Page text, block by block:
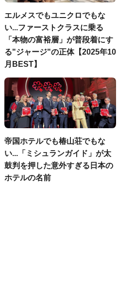
エルメスでもユニクロでもな
い...ファーストクラスに乗る
「本物の富裕層」が普段着にす
る"ジャージ"の正体【2025年10
月BEST】
帝国ホテルでも椿山荘でもな
い...「ミシュランガイド」が太
鼓判を押した意外すぎる日本の
ホテルの名前